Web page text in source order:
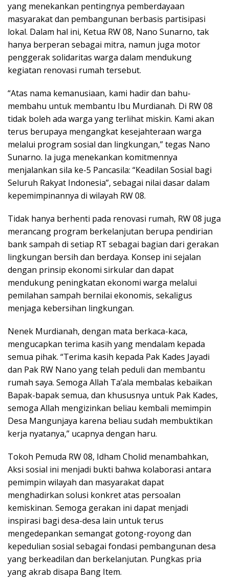
yang menekankan pentingnya pemberdayaan
masyarakat dan pembangunan berbasis partisipasi
lokal. Dalam hal ini, Ketua RW 08, Nano Sunarno, tak
hanya berperan sebagai mitra, namun juga motor
penggerak solidaritas warga dalam mendukung
kegiatan renovasi rumah tersebut.
“Atas nama kemanusiaan, kami hadir dan bahu-
membahu untuk membantu Ibu Murdianah. Di RW 08
tidak boleh ada warga yang terlihat miskin. Kami akan
terus berupaya mengangkat kesejahteraan warga
melalui program sosial dan lingkungan,” tegas Nano
Sunarno. Ia juga menekankan komitmennya
menjalankan sila ke-5 Pancasila: “Keadilan Sosial bagi
Seluruh Rakyat Indonesia”, sebagai nilai dasar dalam
kepemimpinannya di wilayah RW 08.
Tidak hanya berhenti pada renovasi rumah, RW 08 juga
merancang program berkelanjutan berupa pendirian
bank sampah di setiap RT sebagai bagian dari gerakan
lingkungan bersih dan berdaya. Konsep ini sejalan
dengan prinsip ekonomi sirkular dan dapat
mendukung peningkatan ekonomi warga melalui
pemilahan sampah bernilai ekonomis, sekaligus
menjaga kebersihan lingkungan.
Nenek Murdianah, dengan mata berkaca-kaca,
mengucapkan terima kasih yang mendalam kepada
semua pihak. “Terima kasih kepada Pak Kades Jayadi
dan Pak RW Nano yang telah peduli dan membantu
rumah saya. Semoga Allah Ta’ala membalas kebaikan
Bapak-bapak semua, dan khususnya untuk Pak Kades,
semoga Allah mengizinkan beliau kembali memimpin
Desa Mangunjaya karena beliau sudah membuktikan
kerja nyatanya,” ucapnya dengan haru.
Tokoh Pemuda RW 08, Idham Cholid menambahkan,
Aksi sosial ini menjadi bukti bahwa kolaborasi antara
pemimpin wilayah dan masyarakat dapat
menghadirkan solusi konkret atas persoalan
kemiskinan. Semoga gerakan ini dapat menjadi
inspirasi bagi desa-desa lain untuk terus
mengedepankan semangat gotong-royong dan
kepedulian sosial sebagai fondasi pembangunan desa
yang berkeadilan dan berkelanjutan. Pungkas pria
yang akrab disapa Bang Item.